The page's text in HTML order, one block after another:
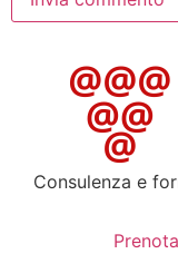
Consulenza e